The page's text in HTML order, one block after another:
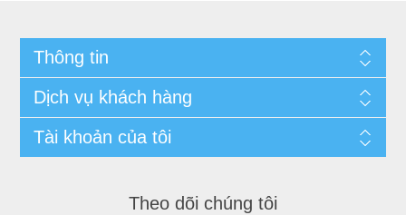
Thông tin
Dịch vụ khách hàng
Tài khoản của tôi
Theo dõi chúng tôi